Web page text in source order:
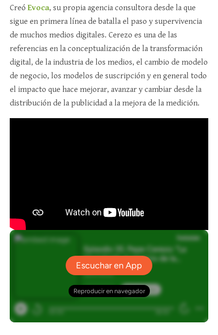
Creó Evoca, su propia agencia consultora desde la que
sigue en primera línea de batalla el paso y supervivencia
de muchos medios digitales. Cerezo es una de las
referencias en la conceptualización de la transformación
digital, de la industria de los medios, el cambio de modelo
de negocio, los modelos de suscripción y en general todo
el impacto que hace mejorar, avanzar y cambiar desde la
distribución de la publicidad a la mejora de la medición.